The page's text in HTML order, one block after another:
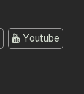
Youtube